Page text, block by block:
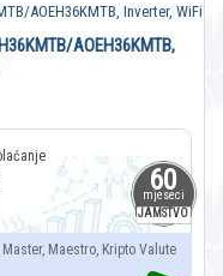
60
mjeseci
JAMSTVO
AOEH36KMTB,
Maestro, Kripto Valute